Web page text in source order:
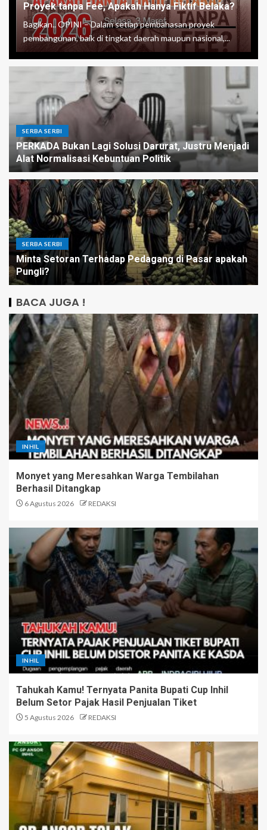
Proyek tanpa Fee, Apakah Hanya Fiktif Belaka?
Bagikan.. OPINI – Dalam setiap pembahasan proyek
pembangunan, baik di tingkat daerah maupun nasional,...
SERBA SERBI
PERKADA Bukan Lagi Solusi Darurat, Justru Menjadi
Alat Normalisasi Kebuntuan Politik
SERBA SERBI
Minta Setoran Terhadap Pedagang di Pasar apakah
Pungli?
BACA JUGA !
INHIL
Monyet yang Meresahkan Warga Tembilahan
Berhasil Ditangkap
6 Agustus 2026 REDAKSI
INHIL
Tahukah Kamu! Ternyata Panita Bupati Cup Inhil
Belum Setor Pajak Hasil Penjualan Tiket
5 Agustus 2026 REDAKSI